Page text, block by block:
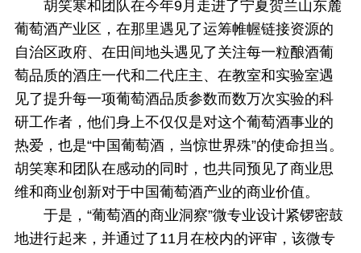
胡笑寒和团队在今年9月走进了宁夏贺兰山东麓
葡萄酒产业区，在那里遇见了运筹帷幄链接资源的
自治区政府、在田间地头遇见了关注每一粒酿酒葡
萄品质的酒庄一代和二代庄主、在教室和实验室遇
见了提升每一项葡萄酒品质参数而数万次实验的科
研工作者，他们身上不仅仅是对这个葡萄酒事业的
热爱，也是“中国葡萄酒，当惊世界殊”的使命担当。
胡笑寒和团队在感动的同时，也共同预见了商业思
维和商业创新对于中国葡萄酒产业的商业价值。
于是，“葡萄酒的商业洞察”微专业设计紧锣密鼓
地进行起来，并通过了11月在校内的评审，该微专